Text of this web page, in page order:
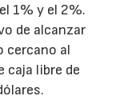
1% y el 2%.
de alcanzar
cercano al
caja libre de